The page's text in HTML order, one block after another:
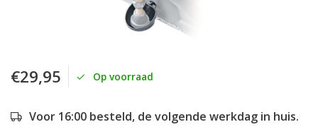
€29,95 Op voorraad
Voor 16:00 besteld, de volgende werkdag in huis.